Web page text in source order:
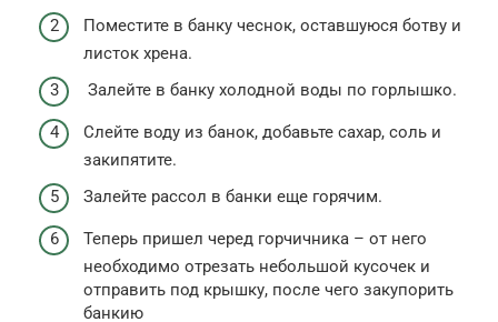
Поместите в банку чеснок, оставшуюся ботву и
листок хрена.
Залейте в банку холодной воды по горлышко.
Слейте воду из банок, добавьте сахар, соль и
закипятите.
Залейте рассол в банки еще горячим.
Теперь пришел черед горчичника – от него
необходимо отрезать небольшой кусочек и
отправить под крышку, после чего закупорить
банкию